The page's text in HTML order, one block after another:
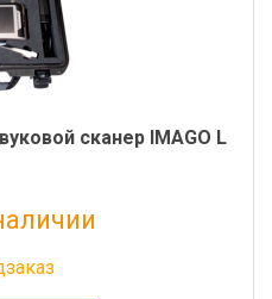
сканер IMAGO L